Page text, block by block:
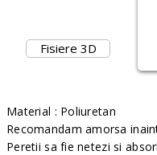
Fisiere 3D
Material : Poliuretan
Recomandam amorsa
Peretii sa fie netezi si